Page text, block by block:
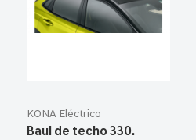
KONA Eléctrico
Baul de techo 330.